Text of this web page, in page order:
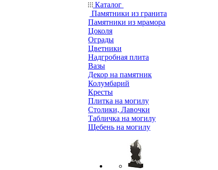
Каталог
Памятники из гранита
Памятники из мрамора
Цоколя
Ограды
Цветники
Надгробная плита
Вазы
Декор на памятник
Колумбарий
Кресты
Плитка на могилу
Столики, Лавочки
Табличка на могилу
Щебень на могилу